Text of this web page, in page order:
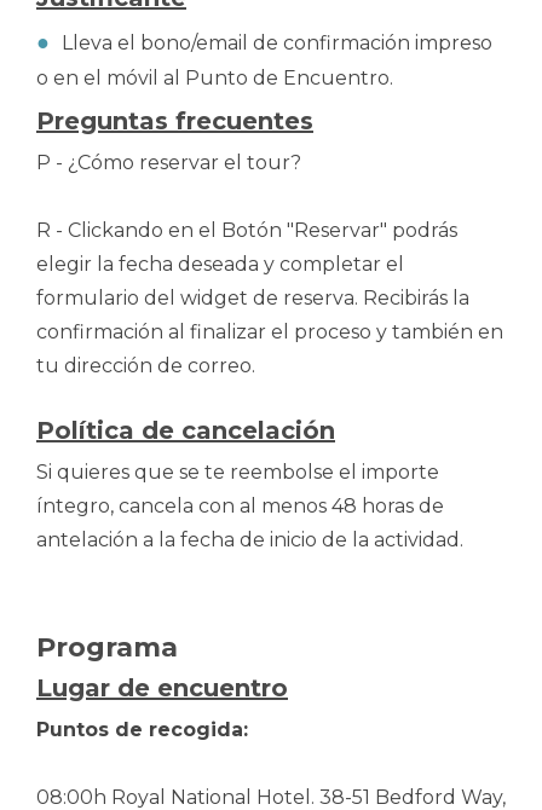
Lleva el bono/email de confirmación impreso
o en el móvil al Punto de Encuentro.
Preguntas frecuentes
P - ¿Cómo reservar el tour?
R - Clickando en el Botón "Reservar" podrás
elegir la fecha deseada y completar el
formulario del widget de reserva. Recibirás la
confirmación al finalizar el proceso y también en
tu dirección de correo.
Política de cancelación
Si quieres que se te reembolse el importe
íntegro, cancela con al menos 48 horas de
antelación a la fecha de inicio de la actividad.
Programa
Lugar de encuentro
Puntos de recogida:
08:00h Royal National Hotel. 38-51 Bedford Way,